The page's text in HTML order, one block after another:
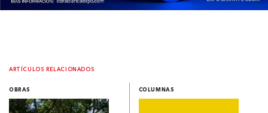
ARTÍCULOS RELACIONADOS
OBRAS COLUMNAS